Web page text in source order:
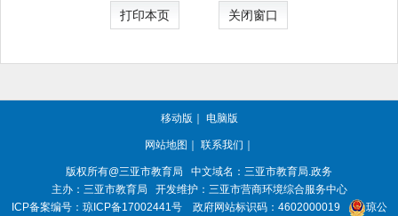
打印本页 关闭窗口
移动版 电脑版
网站地图 联系我们
版权所有@三亚市教育局
中文域名：三亚市教育局.政务
主办：三亚市教育局
开发维护：三亚市营商环境综合服务中心
ICP备案编号： 琼ICP备17002441号 政府网站标识码： 4602000019 琼公